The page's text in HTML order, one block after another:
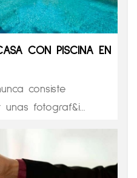
CON PISCINA EN
consiste
fotograf&i...